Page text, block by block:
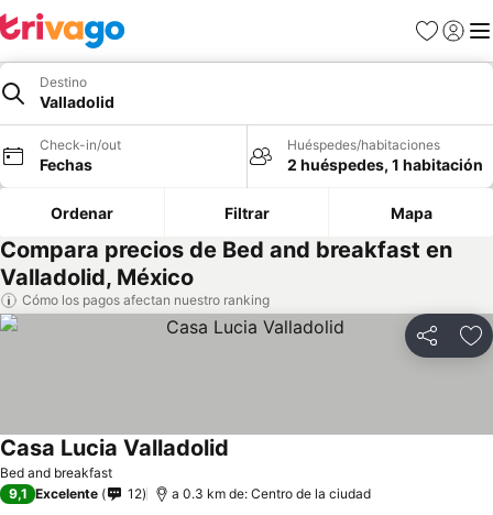
Favoritos
Iniciar
Destino
Valladolid
Check-in/out
Fechas
Huéspedes/habitaciones
2 huéspedes, 1 habitación
Ordenar Filtrar Mapa
Compara precios de Bed and breakfast en
Valladolid, México
Cómo los pagos afectan nuestro ranking
Compartir
Bed and breakfast
Casa Lucia Valladolid
9,1 Excelente 12 a 0.3 km de: Centro de la ciudad